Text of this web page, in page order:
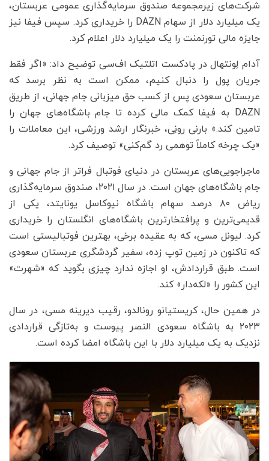
شرکت‌های زیرمجموعه صندوق سرمایه‌گذاری عمومی عربستان،
یک میلیارد دلار از سهام DAZN را خریداری کرد. سپس فیفا نیز
جایزه مالی تورنمنت را یک میلیارد دلار اعلام کرد.
آدام لِونتهال در پادکست اتلتیک اف‌سی توضیح داد: «اگر فقط
جریان پول را دنبال کنیم، ممکن است به نظر برسد که
عربستان سعودی پس از کسب حق میزبانی جام جهانی، از طریق
DAZN به فیفا کمک مالی کرده تا جام باشگاه‌های جهان را
تامین کند.» بارنی رونِی، خبرنگار ارشد ورزشی، این معاملات را
«یک چرخه کاملاً توهمی رد گم‌کنی» توصیف کرد.
ماجراجویی‌های عربستان در دنیای فوتبال فراتر از جام جهانی و
جام باشگاه‌های جهان است. در سال ۲۰۲۱، صندوق سرمایه‌گذاری
ریاض ۸۰ درصد سهام باشگاه نیوکاسل یونایتد، یکی از
قدیمی‌ترین و پرافتخارترین باشگاه‌های انگلستان را خریداری
کرد. لیونل مسی، که به عقیده برخی، بهترین فوتبالیستی است
که تاکنون در زمین توپ زده، سفیر گردشگری عربستان سعودی
است. طبق قراردادش، او اجازه ندارد چیزی بگوید که «شهرت»
این کشور را «لکه‌دار» کند.
در همین حال، کریستیانو رونالدو، رقیب دیرینه مسی، در سال
۲۰۲۳ به باشگاه سعودی النصر پیوست و به‌تازگی قراردادی
نزدیک به یک میلیارد دلار با این باشگاه امضا کرده است.